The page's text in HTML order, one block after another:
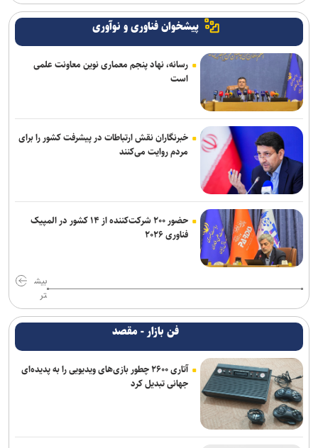
پیشخوان فناوری و نوآوری
رسانه، نهاد پنجم معماری نوین معاونت علمی
است
خبرنگاران نقش ارتباطات در پیشرفت کشور را برای
مردم روایت می‌کنند
حضور ۲۰۰ شرکت‌کننده از ۱۴ کشور در المپیک
فناوری ۲۰۲۶
بیش
تر
فن بازار - مقصد
آتاری ۲۶۰۰ چطور بازی‌های ویدیویی را به پدیده‌ای
جهانی تبدیل کرد